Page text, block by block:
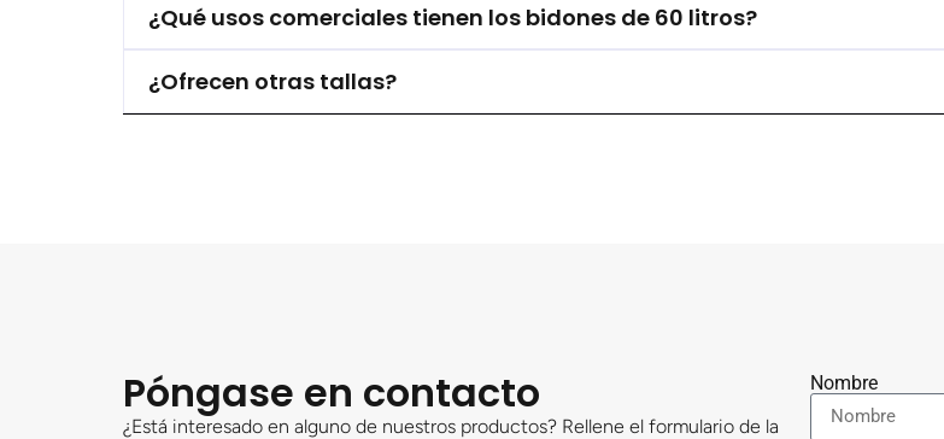
¿Qué usos comerciales tienen los bidones de 60 litros?
¿Ofrecen otras tallas?
Póngase en contacto
¿Está interesado en alguno de nuestros productos? Rellene el formulario de la
Nombre